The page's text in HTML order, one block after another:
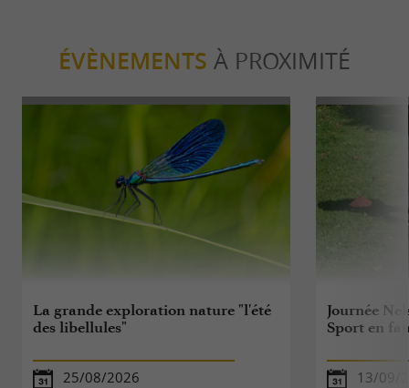
ÉVÈNEMENTS À PROXIMITÉ
La grande exploration nature "l'été
des libellules"
25/08/2026
Journée
Sport en
13/09/